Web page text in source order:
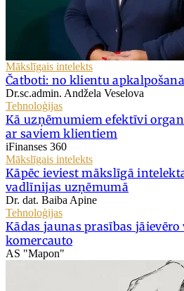
Mākslīgais intelekts
Čatboti: no klientu
Dr.sc.admin. Andžela Veselova
Tehnoloģijas
Kā uzņēmumiem efektīvi
ar saviem klientiem
iFinanses 360
Mākslīgais intelekts
Kāpēc ieviest mākslīgā
vadlīnijas uzņēmumā
Dr. dat. Baiba Apine
Tehnoloģijas
Kādas jaunas prasības
komercauto
AS "Mapon"